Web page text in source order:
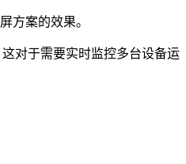
方案的效果。
对于需要实时监控多台设备运